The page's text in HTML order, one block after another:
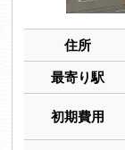
住所
最寄り駅
初期費用